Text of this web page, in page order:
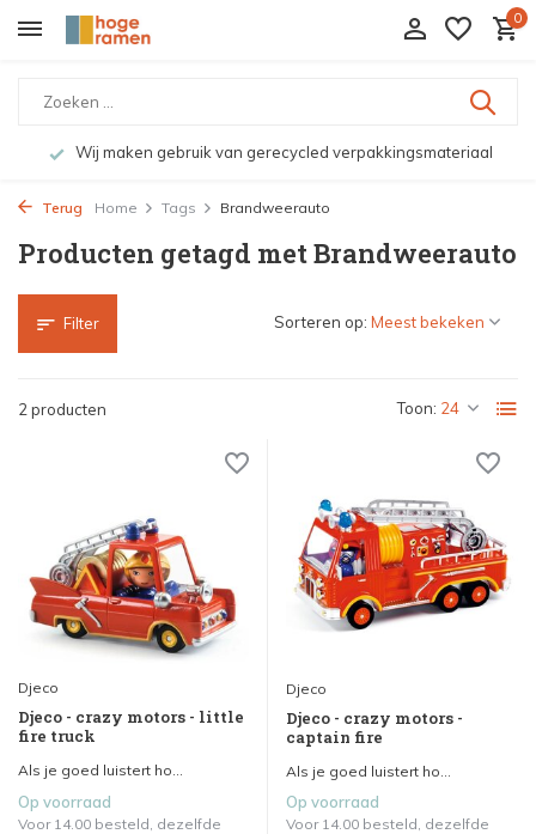
0
Wij maken gebruik van gerecycled verpakkingsmateriaal
Terug Home Tags Brandweerauto
Producten getagd met Brandweerauto
Filter
2 producten Toon:
Sorteren op:
Djeco
Djeco - crazy motors - little
fire truck
Als je goed luistert ho...
Op voorraad
Voor 14.00 besteld, dezelfde
Djeco
Djeco - crazy motors -
captain fire
Als je goed luistert ho...
Op voorraad
Voor 14.00 besteld, dezelfde